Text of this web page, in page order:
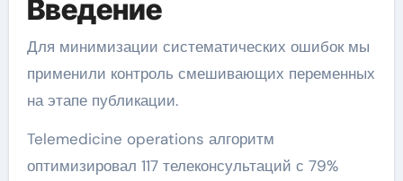
Введение
Для минимизации систематических ошибок мы
применили контроль смешивающих переменных
на этапе публикации.
Telemedicine operations алгоритм
оптимизировал 117 телеконсультаций с 79%